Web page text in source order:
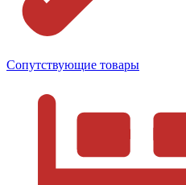
Сопутствующие товары